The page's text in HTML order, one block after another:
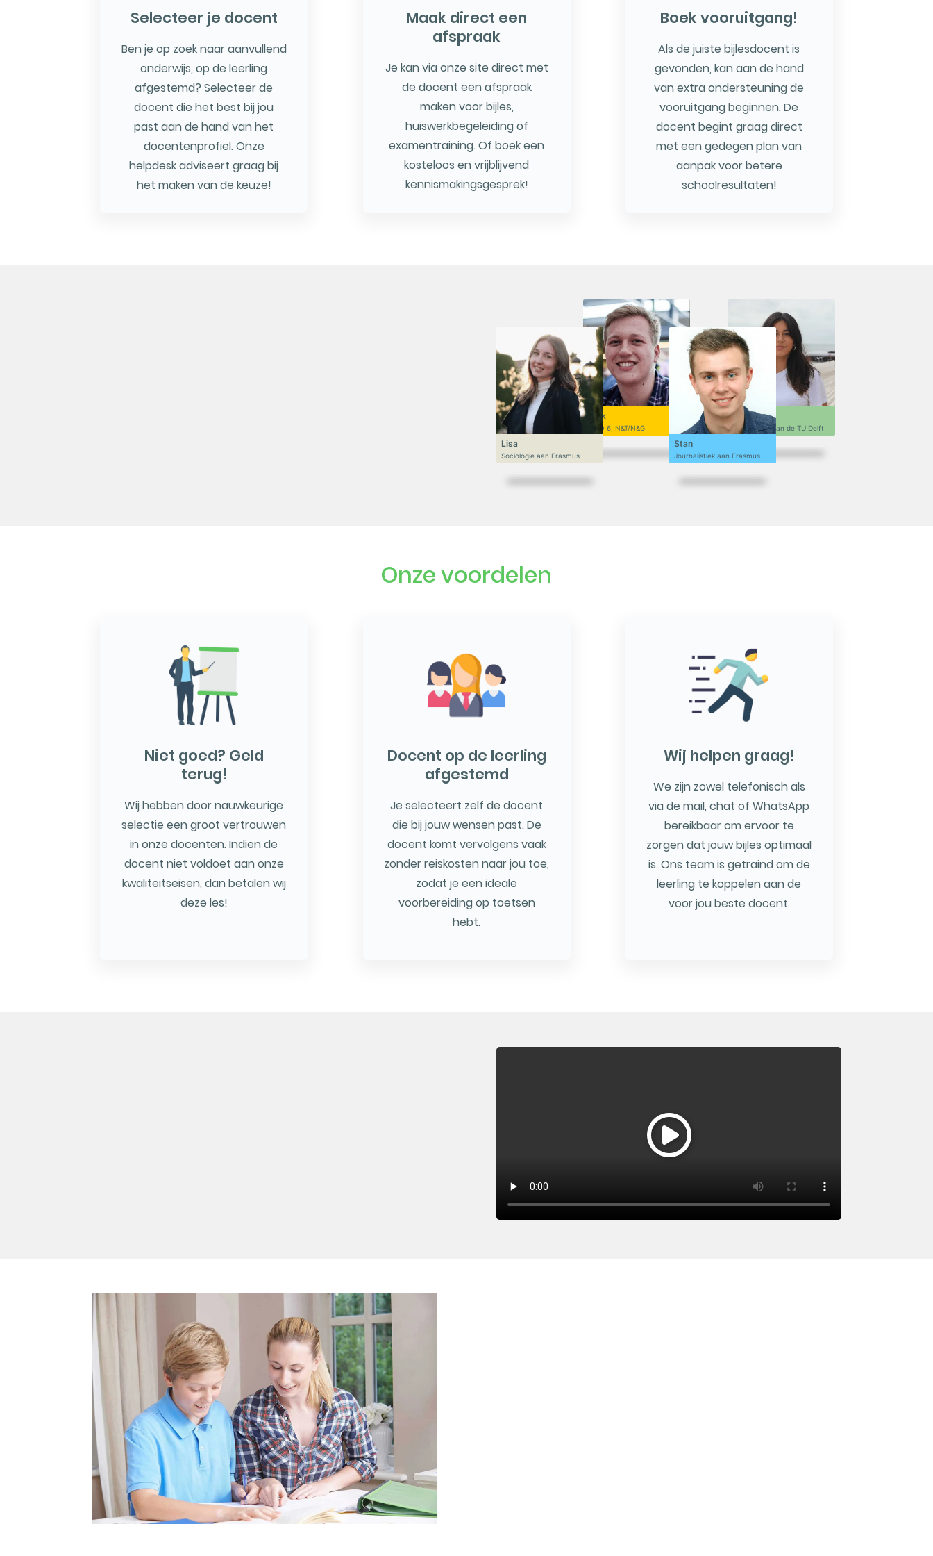
Selecteer je docent
Ben je op zoek naar aanvullend
onderwijs, op de leerling
afgestemd? Selecteer de
docent die het best bij jou
past aan de hand van het
docentenprofiel. Onze
helpdesk adviseert graag bij
het maken van de keuze!
Maak direct een
afspraak
Je kan via onze site direct met
de docent een afspraak
maken voor bijles,
huiswerkbegeleiding of
examentraining. Of boek een
kosteloos en vrijblijvend
kennismakingsgesprek!
Boek vooruitgang!
Als de juiste bijlesdocent is
gevonden, kan aan de hand
van extra ondersteuning de
vooruitgang beginnen. De
docent begint graag direct
met een gedegen plan van
aanpak voor betere
schoolresultaten!
Niek
VWO 6, N&T/N&G
Lisa
Sociologie aan Erasmus
Sofi
Ontwerpen aan de TU Delft
Stan
Journalistiek aan Erasmus
Onze voordelen
Niet goed? Geld
terug!
Wij hebben door nauwkeurige
selectie een groot vertrouwen
in onze docenten. Indien de
docent niet voldoet aan onze
kwaliteitseisen, dan betalen wij
deze les!
Docent op de leerling
afgestemd
Je selecteert zelf de docent
die bij jouw wensen past. De
docent komt vervolgens vaak
zonder reiskosten naar jou toe,
zodat je een ideale
voorbereiding op toetsen
hebt.
Wij helpen graag!
We zijn zowel telefonisch als
via de mail, chat of WhatsApp
bereikbaar om ervoor te
zorgen dat jouw bijles optimaal
is. Ons team is getraind om de
leerling te koppelen aan de
voor jou beste docent.